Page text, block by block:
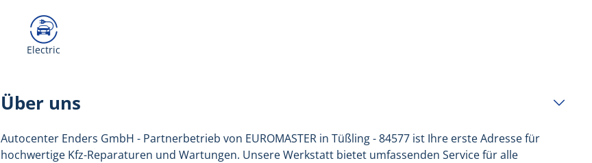
Electric
Über uns
Autocenter Enders GmbH - Partnerbetrieb von EUROMASTER in Tüßling - 84577 ist Ihre erste Adresse für
hochwertige Kfz-Reparaturen und Wartungen. Unsere Werkstatt bietet umfassenden Service für alle